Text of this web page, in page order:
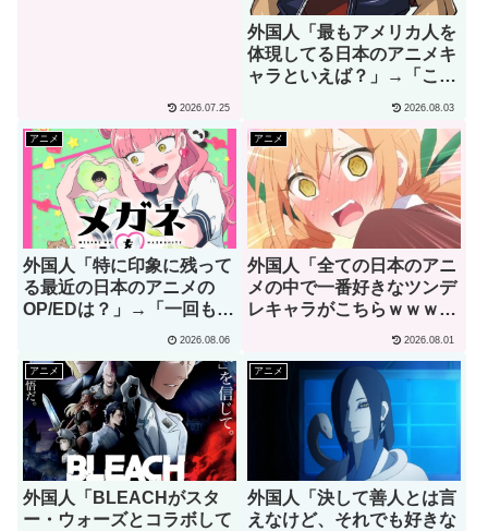
2026.07.25
外国人「最もアメリカ人を
体現してる日本のアニメキ
ャラといえば？」→「これ
外の反応）
2026.08.03
アニメ
外国人「特に印象に残って
る最近の日本のアニメの
OP/EDは？」→「一回も飛
2026.08.06
アニメ
外国人「全ての日本のアニ
メの中で一番好きなツンデ
レキャラがこちらｗｗｗ」
2026.08.01
アニメ
外国人「BLEACHがスタ
ー・ウォーズとコラボして
アニメ
外国人「決して善人とは言
えなけど、それでも好きな